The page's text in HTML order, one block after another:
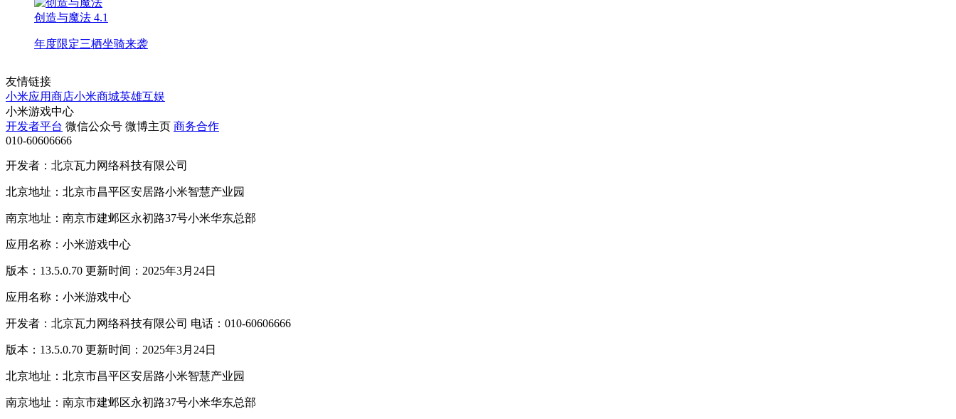
创造与魔法 4.1
年度限定三栖坐骑来袭
友情链接
小米应用商店小米商城英雄互娱
小米游戏中心
开发者平台 微信公众号 微博主页 商务合作
010-60606666
开发者：北京瓦力网络科技有限公司
北京地址：北京市昌平区安居路小米智慧产业园
南京地址：南京市建邺区永初路37号小米华东总部
应用名称：小米游戏中心
版本：13.5.0.70 更新时间：2025年3月24日
应用名称：小米游戏中心
开发者：北京瓦力网络科技有限公司 电话：010-60606666
版本：13.5.0.70 更新时间：2025年3月24日
北京地址：北京市昌平区安居路小米智慧产业园
南京地址：南京市建邺区永初路37号小米华东总部